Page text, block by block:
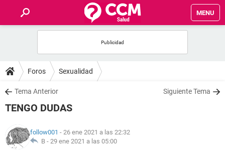
MENU
FOROS
SALUD
NUTRICIÓN
Foros Sexualidad
Tema Anterior Siguiente Tema
TENGO DUDAS
follow001 - 26 ene 2021 a las 22:32
B - 29 ene 2021 a las 05:00